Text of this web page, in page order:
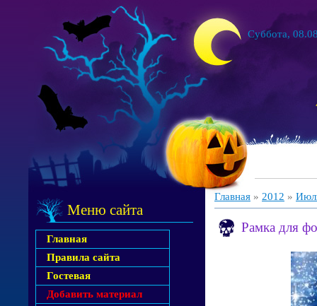
Суббота,
Меню сайта
Главная
Правила сайта
Гостевая
Добавить материал
Главная » 2012 »
Рамка для